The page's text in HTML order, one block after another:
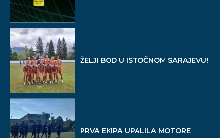
ŽELJI BOD U ISTOČNOM SARAJEVU!
PRVA EKIPA UPALILA MOTORE